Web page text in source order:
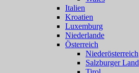
Italien
Kroatien
Luxemburg
Niederlande
Österreich
Niederösterreich
Salzburger Land